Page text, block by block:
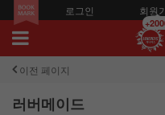
로그인 회원
이전 페이지
러버메이드